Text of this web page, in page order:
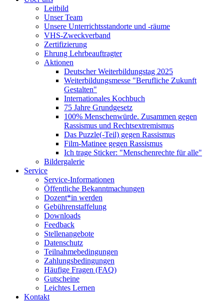
Leitbild
Unser Team
Unsere Unterrichtsstandorte und -räume
VHS-Zweckverband
Zertifizierung
Ehrung Lehrbeauftragter
Aktionen
Deutscher Weiterbildungstag 2025
Weiterbildungsmesse "Berufliche Zukunft
Gestalten"
Internationales Kochbuch
75 Jahre Grundgesetz
100% Menschenwürde. Zusammen gegen
Rassismus und Rechtsextremismus
Das Puzzle(-Teil) gegen Rassismus
Film-Matinee gegen Rassismus
Ich trage Sticker: "Menschenrechte für alle"
Bildergalerie
Service
Service-Informationen
Öffentliche Bekanntmachungen
Dozent*in werden
Gebührenstaffelung
Downloads
Feedback
Stellenangebote
Datenschutz
Teilnahmebedingungen
Zahlungsbedingungen
Häufige Fragen (FAQ)
Gutscheine
Leichtes Lernen
Kontakt